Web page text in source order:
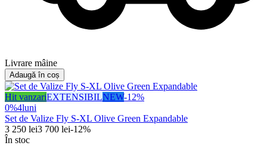
Livrare mâine
Adaugă în coș
Hit vanzariEXTENSIBILNEW-12%
0%4luni
Set de Valize Fly S-XL Olive Green Expandable
3 250 lei3 700 lei-12%
În stoc